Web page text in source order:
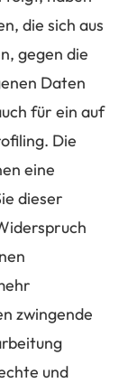
die sich aus
gegen die
Daten
für ein auf
Die
eine
dieser
zwingende
und